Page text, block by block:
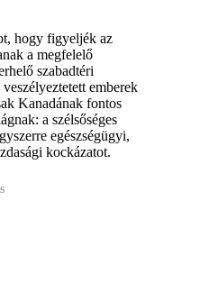
hogy figyeljék az
a megfelelő
szabadtéri
emberek
Kanadának fontos
a szélsőséges
egészségügyi,
kockázatot.